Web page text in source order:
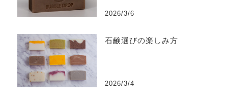
2026/3/6
石鹸選びの楽しみ方
2026/3/4